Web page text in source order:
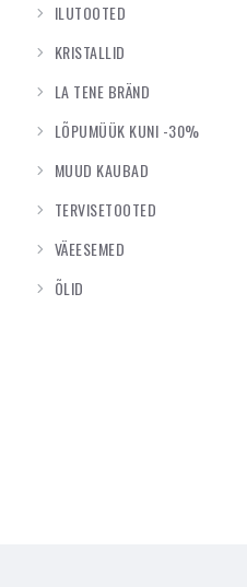
ILUTOOTED
KRISTALLID
LA TENE BRÄND
LÕPUMÜÜK KUNI -30%
MUUD KAUBAD
TERVISETOOTED
VÄEESEMED
ÕLID